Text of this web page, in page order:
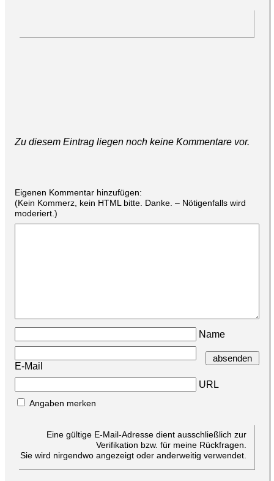
Zu diesem Eintrag liegen noch keine Kommentare vor.
Eigenen Kommentar hinzufügen:
(Kein Kommerz, kein HTML bitte. Danke. – Nötigenfalls wird
moderiert.)
Name
E-Mail
URL
Angaben merken
Eine gültige E-Mail-Adresse dient ausschließlich zur
Verifikation bzw. für meine Rückfragen.
Sie wird nirgendwo angezeigt oder anderweitig verwendet.